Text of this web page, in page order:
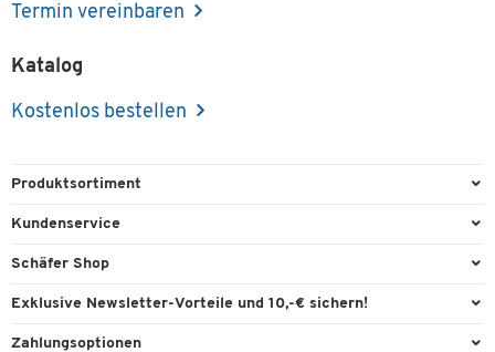
Termin vereinbaren
Katalog
Kostenlos bestellen
Produktsortiment
Büroausstattung
Reinigung & Hygiene
Kundenservice
Direktbestellung
Schäfer Shop
Services & Leistungen
Exklusive Newsletter-Vorteile und 10,-€ sichern!
Willkommensgutschein
Zahlungsoptionen